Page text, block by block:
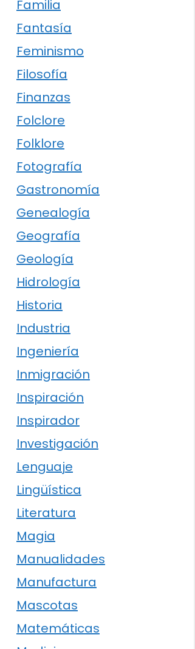
Familia
Fantasía
Feminismo
Filosofía
Finanzas
Folclore
Folklore
Fotografía
Gastronomía
Genealogía
Geografía
Geología
Hidrología
Historia
Industria
Ingeniería
Inmigración
Inspiración
Inspirador
Investigación
Lenguaje
Lingüística
Literatura
Magia
Manualidades
Manufactura
Mascotas
Matemáticas